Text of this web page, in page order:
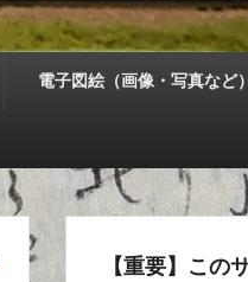
電子図絵（画像・写真など）
【重要】この